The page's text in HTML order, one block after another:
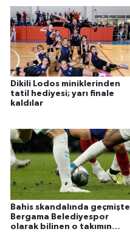
Dikili Lodos miniklerinden
tatil hediyesi; yarı finale
kaldılar
Bahis skandalında geçmişte
Bergama Belediyespor
olarak bilinen o takımın